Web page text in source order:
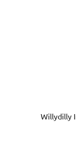
Willydilly